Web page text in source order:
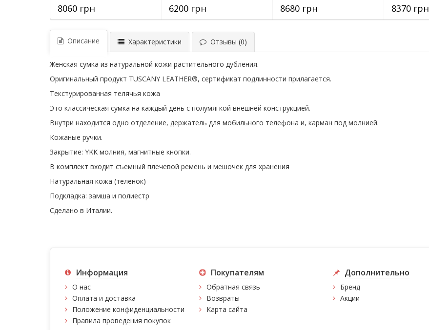
8060 грн 6200 грн 8680 грн 8370 грн
Описание Характеристики Отзывы (0)
Женская сумка из натуральной кожи растительного дубления.
Оригинальный продукт TUSCANY LEATHER®, сертификат подлинности прилагается.
Текстурированная телячья кожа
Это классическая сумка на каждый день с полумягкой внешней конструкцией.
Внутри находится одно отделение, держатель для мобильного телефона и, карман под молнией.
Кожаные ручки.
Закрытие: YKK молния, магнитные кнопки.
В комплект входит съемный плечевой ремень и мешочек для хранения
Натуральная кожа (теленок)
Подкладка: замша и полиестр
Сделано в Италии.
Информация
О нас
Оплата и доставка
Положение конфиденциальности
Правила проведения покупок
Покупателям
Обратная связь
Возвраты
Карта сайта
Дополнительно
Бренд
Акции